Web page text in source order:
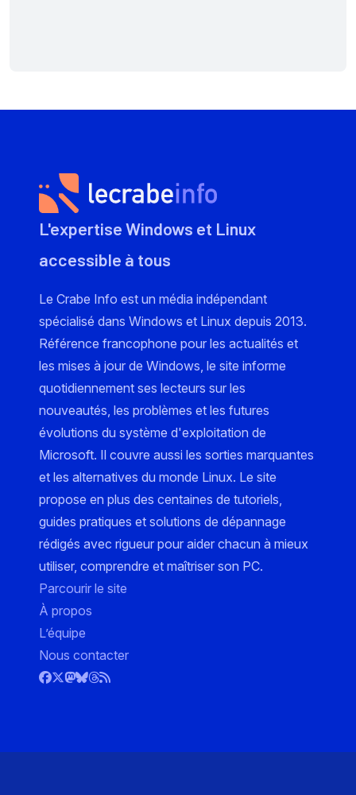
L'expertise Windows et Linux
accessible à tous
Le Crabe Info est un média indépendant
spécialisé dans Windows et Linux depuis 2013.
Référence francophone pour les actualités et
les mises à jour de Windows, le site informe
quotidiennement ses lecteurs sur les
nouveautés, les problèmes et les futures
évolutions du système d'exploitation de
Microsoft. Il couvre aussi les sorties marquantes
et les alternatives du monde Linux. Le site
propose en plus des centaines de tutoriels,
guides pratiques et solutions de dépannage
rédigés avec rigueur pour aider chacun à mieux
utiliser, comprendre et maîtriser son PC.
Parcourir le site
À propos
L’équipe
Nous contacter